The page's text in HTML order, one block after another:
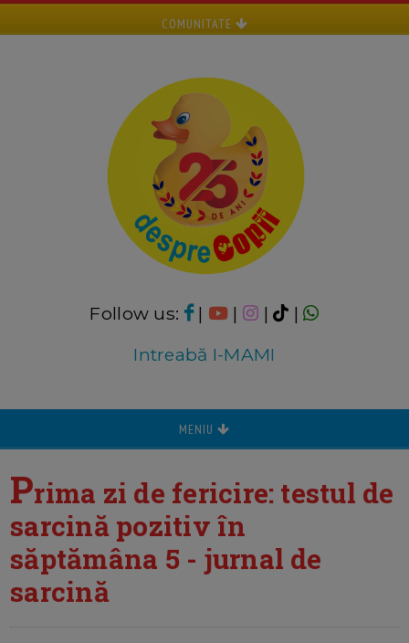
COMUNITATE
Follow us: | | |
|
Intreabă I-MAMI
MENIU
Prima zi de fericire: testul de
sarcină pozitiv în
săptămâna 5 - jurnal de
sarcină